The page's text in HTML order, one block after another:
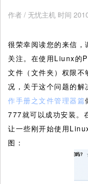
作者 / 无忧主机 时间
很荣幸阅读您的来信
关注。在使用Liunx的
文件（文件夹）权限
况，关于这个问题的解
作手册之文件管理器篇
777就可以成功安装。
让一些刚开始使用
图：